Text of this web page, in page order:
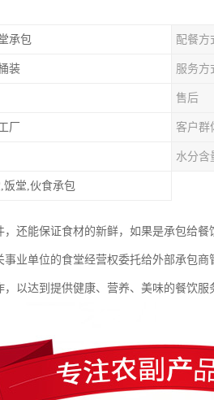
承包 配餐方
装 服务方
售后
厂 客户群
水分含
饭堂,伙食承包
还能保证食材的新鲜，如果是承包给餐
业单位的食堂经营权委托给外部承包
以达到提供健康、营养、美味的餐饮服